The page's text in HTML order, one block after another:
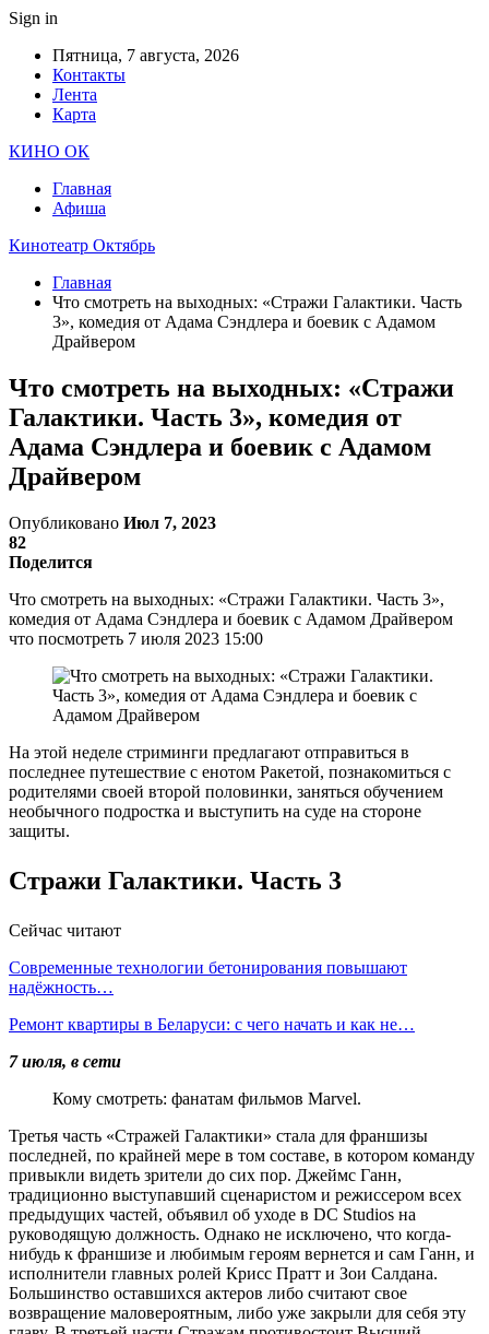
Sign in
Пятница, 7 августа, 2026
Контакты
Лента
Карта
КИНО ОК
Главная
Афиша
Кинотеатр Октябрь
Главная
Что смотреть на выходных: «Стражи Галактики. Часть
3», комедия от Адама Сэндлера и боевик с Адамом
Драйвером
Что смотреть на выходных: «Стражи
Галактики. Часть 3», комедия от
Адама Сэндлера и боевик с Адамом
Драйвером
Опубликовано Июл 7, 2023
82
Поделится
Что смотреть на выходных: «Стражи Галактики. Часть 3»,
комедия от Адама Сэндлера и боевик с Адамом Драйвером
что посмотреть 7 июля 2023 15:00
На этой неделе стриминги предлагают отправиться в
последнее путешествие с енотом Ракетой, познакомиться с
родителями своей второй половинки, заняться обучением
необычного подростка и выступить на суде на стороне
защиты.
Стражи Галактики. Часть 3
Сейчас читают
Современные технологии бетонирования повышают
надёжность…
Ремонт квартиры в Беларуси: с чего начать и как не…
7 июля, в сети
Кому смотреть: фанатам фильмов Marvel.
Третья часть «Стражей Галактики» стала для франшизы
последней, по крайней мере в том составе, в котором команду
привыкли видеть зрители до сих пор. Джеймс Ганн,
традиционно выступавший сценаристом и режиссером всех
предыдущих частей, объявил об уходе в DC Studios на
руководящую должность. Однако не исключено, что когда-
нибудь к франшизе и любимым героям вернется и сам Ганн, и
исполнители главных ролей Крисс Пратт и Зои Салдана.
Большинство оставшихся актеров либо считают свое
возвращение маловероятным, либо уже закрыли для себя эту